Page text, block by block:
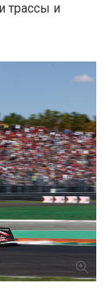
трассы и